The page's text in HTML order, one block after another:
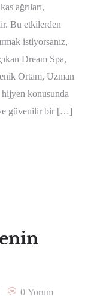
ağrıları,
Bu etkilerden
istiyorsanız,
Dream Spa,
Ortam, Uzman
konusunda
ve güvenilir bir […]
0 Yorum